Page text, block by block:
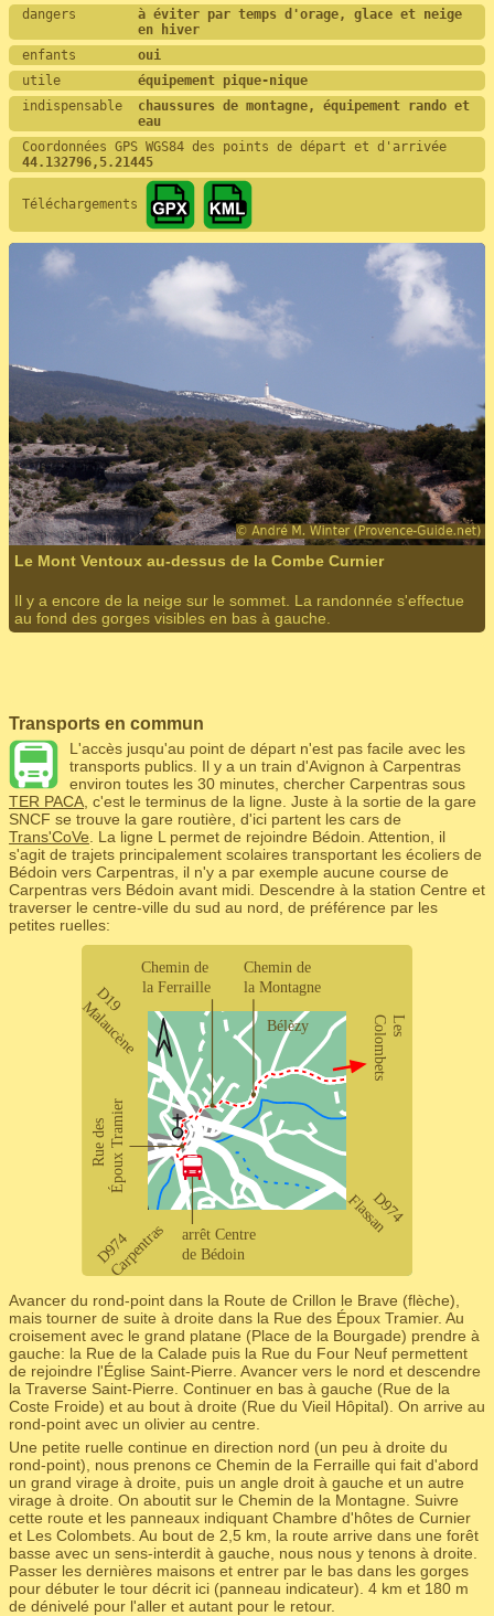
dangers à éviter par temps d'orage, glace et neige
en hiver
enfants oui
utile équipement pique-nique
indispensable chaussures de montagne, équipement rando et
eau
Coordonnées GPS WGS84 des points de départ et d'arrivée
44.132796,5.21445
Téléchargements
Le Mont Ventoux au-dessus de la Combe Curnier
Il y a encore de la neige sur le sommet. La randonnée s'effectue
au fond des gorges visibles en bas à gauche.
Transports en commun
L'accès jusqu'au point de départ n'est pas facile avec les
transports publics. Il y a un train d'Avignon à Carpentras
environ toutes les 30 minutes, chercher Carpentras sous
TER PACA , c'est le terminus de la ligne. Juste à la sortie de la gare
SNCF se trouve la gare routière, d'ici partent les cars de
Trans'CoVe . La ligne L permet de rejoindre Bédoin. Attention, il
s'agit de trajets principalement scolaires transportant les écoliers de
Bédoin vers Carpentras, il n'y a par exemple aucune course de
Carpentras vers Bédoin avant midi. Descendre à la station Centre et
traverser le centre-ville du sud au nord, de préférence par les
petites ruelles:
Avancer du rond-point dans la Route de Crillon le Brave (flèche),
mais tourner de suite à droite dans la Rue des Époux Tramier. Au
croisement avec le grand platane (Place de la Bourgade) prendre à
gauche: la Rue de la Calade puis la Rue du Four Neuf permettent
de rejoindre l'Église Saint-Pierre. Avancer vers le nord et descendre
la Traverse Saint-Pierre. Continuer en bas à gauche (Rue de la
Coste Froide) et au bout à droite (Rue du Vieil Hôpital). On arrive au
rond-point avec un olivier au centre.
Une petite ruelle continue en direction nord (un peu à droite du
rond-point), nous prenons ce Chemin de la Ferraille qui fait d'abord
un grand virage à droite, puis un angle droit à gauche et un autre
virage à droite. On aboutit sur le Chemin de la Montagne. Suivre
cette route et les panneaux indiquant Chambre d'hôtes de Curnier
et Les Colombets. Au bout de 2,5 km, la route arrive dans une forêt
basse avec un sens-interdit à gauche, nous nous y tenons à droite.
Passer les dernières maisons et entrer par le bas dans les gorges
pour débuter le tour décrit ici (panneau indicateur). 4 km et 180 m
de dénivelé pour l'aller et autant pour le retour.